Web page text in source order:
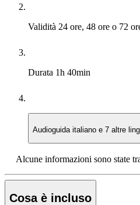
Validità 24 ore, 48 ore o 72
Durata 1h 40min
Audioguida italiano e 7 altre
Alcune informazioni sono state
Cosa è incluso